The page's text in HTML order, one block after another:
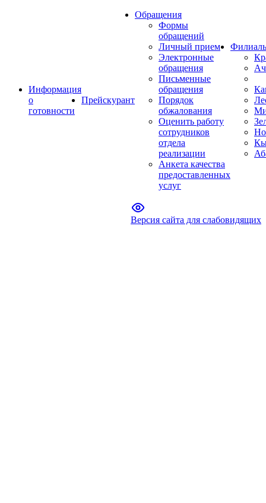
Информация
о
готовности
Прейскурант
Обращения
Формы
обращений
Личный прием
Электронные
обращения
Письменные
обращения
Порядок
обжалования
Оценить работу
сотрудников
отдела
реализации
Анкета качества
предоставленных
услуг
Версия сайта для слабовидящих